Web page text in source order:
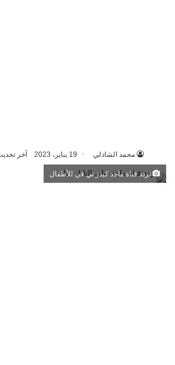
محمد الشاذلي 19 يناير، 2023 آخر تحديث: 19 يناير،
تردد قناة ماجد كيدز تي في للأطفال